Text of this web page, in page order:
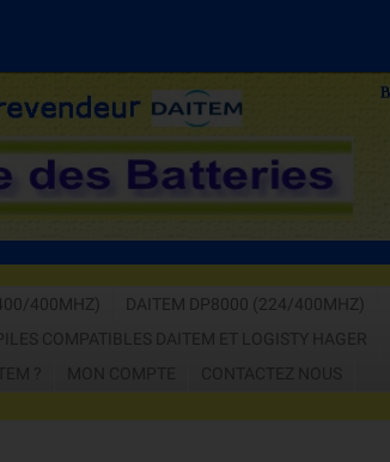
400MHZ) DAITEM DP8000 (224/400MHZ)
COMPATIBLES DAITEM ET LOGISTY HAGER